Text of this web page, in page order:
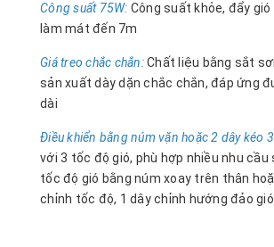
Công suất 75W: Công suất khỏe, đẩy
làm mát đến 7m
Giá treo chắc chắn:Chất liệu bằng sắt
sản xuất dày dặn chắc chắn, đáp ứng
dài
Điều khiển bằng núm vặn hoặc 2 dây kéo
với 3 tốc độ gió, phù hợp nhiều nhu cầu
tốc độ gió bằng núm xoay trên thân
chỉnh tốc độ, 1 dây chỉnh hướng đảo gió